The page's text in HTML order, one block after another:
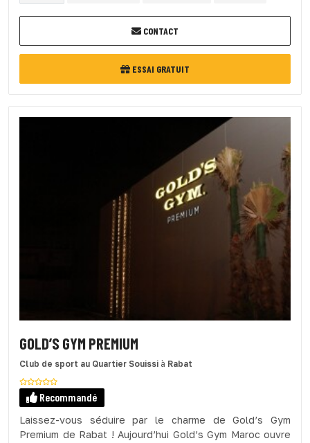
CONTACT
ESSAI GRATUIT
GOLD’S GYM PREMIUM
Club de sport au Quartier Souissi à Rabat
Recommandé
Laissez-vous séduire par le charme de Gold’s Gym
Premium de Rabat ! Aujourd’hui Gold’s Gym Maroc ouvre